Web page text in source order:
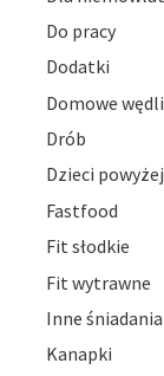
Do pracy
Dodatki
Domowe
Drób
Dzieci
Fastfood
Fit słodkie
Fit wytrawne
Inne śniadania
Kanapki